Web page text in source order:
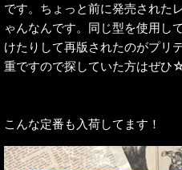
です。ちょっと前に発売された
ゃんなんです。同じ型を使用し
けたりして再版されたのがプリ
重ですので探していた方はぜひ
こんな定番も入荷してます！